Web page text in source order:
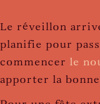
Le réveillon
planifie pour
commencer le
apporter la